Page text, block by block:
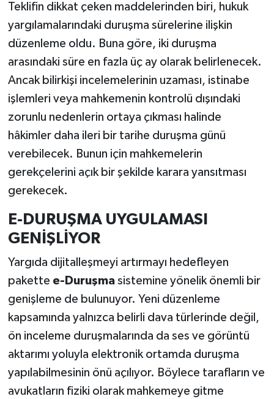
Teklifin dikkat çeken maddelerinden biri, hukuk
yargılamalarındaki duruşma sürelerine ilişkin
düzenleme oldu. Buna göre, iki duruşma
arasındaki süre en fazla üç ay olarak belirlenecek.
Ancak bilirkişi incelemelerinin uzaması, istinabe
işlemleri veya mahkemenin kontrolü dışındaki
zorunlu nedenlerin ortaya çıkması halinde
hâkimler daha ileri bir tarihe duruşma günü
verebilecek. Bunun için mahkemelerin
gerekçelerini açık bir şekilde karara yansıtması
gerekecek.
E-DURUŞMA UYGULAMASI
GENİŞLİYOR
Yargıda dijitalleşmeyi artırmayı hedefleyen
pakette e-Duruşmasistemine yönelik önemli bir
genişleme de bulunuyor. Yeni düzenleme
kapsamında yalnızca belirli dava türlerinde değil,
ön inceleme duruşmalarında da ses ve görüntü
aktarımı yoluyla elektronik ortamda duruşma
yapılabilmesinin önü açılıyor. Böylece tarafların ve
avukatların fiziki olarak mahkemeye gitme